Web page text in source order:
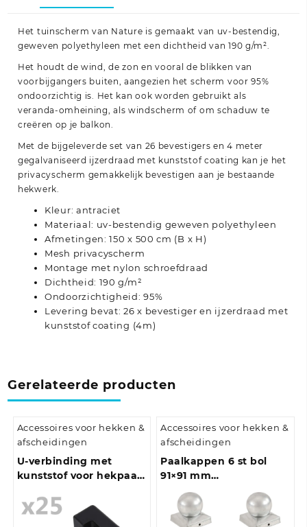
Het tuinscherm van Nature is gemaakt van uv-bestendig,
geweven polyethyleen met een dichtheid van 190 g/m².
Het houdt de wind, de zon en vooral de blikken van
voorbijgangers buiten, aangezien het scherm voor 95%
ondoorzichtig is. Het kan ook worden gebruikt als
veranda-omheining, als windscherm of om schaduw te
creëren op je balkon.
Met de bijgeleverde set van 26 bevestigers en 4 meter
gegalvaniseerd ijzerdraad met kunststof coating kan je het
privacyscherm gemakkelijk bevestigen aan je bestaande
hekwerk.
Kleur: antraciet
Materiaal: uv-bestendig geweven polyethyleen
Afmetingen: 150 x 500 cm (B x H)
Mesh privacyscherm
Montage met nylon schroefdraad
Dichtheid: 190 g/m²
Ondoorzichtigheid: 95%
Levering bevat: 26 x bevestiger en ijzerdraad met
kunststof coating (4m)
Gerelateerde producten
Accessoires voor hekken &
afscheidingen
U-verbinding met
kunststof voor hekpaal
Accessoires voor hekken &
afscheidingen
Paalkappen 6 st bol
91×91 mm
gegalvaniseerd metaal